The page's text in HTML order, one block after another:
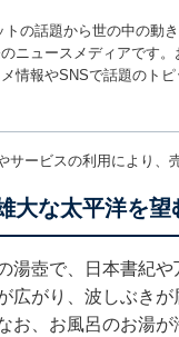
トの話題から世の中の
ニュースメディアです
情報やSNSで話題のトピ
ービスの利用により、
大な太平洋を
湯壺で、日本書紀
広がり、波しぶき
お、お風呂のお湯